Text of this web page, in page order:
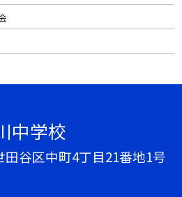
中学校
田谷区中町4丁目21番地1号